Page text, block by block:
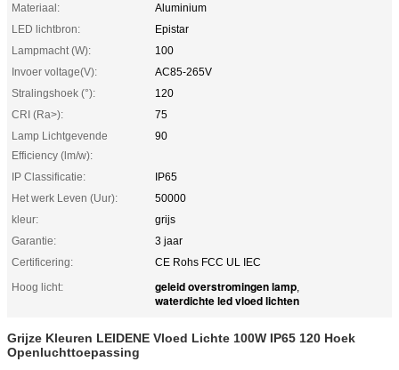
Materiaal:
Aluminium
LED lichtbron:
Epistar
Lampmacht (W):
100
Invoer voltage(V):
AC85-265V
Stralingshoek (°):
120
CRI (Ra>):
75
Lamp Lichtgevende
Efficiency (lm/w):
90
IP Classificatie:
IP65
Het werk Leven (Uur):
50000
kleur:
grijs
Garantie:
3 jaar
Certificering:
CE Rohs FCC UL IEC
Hoog licht:
geleid overstromingen lamp,
waterdichte led vloed lichten
Grijze Kleuren LEIDENE Vloed Lichte 100W IP65 120 Hoek
Openluchttoepassing